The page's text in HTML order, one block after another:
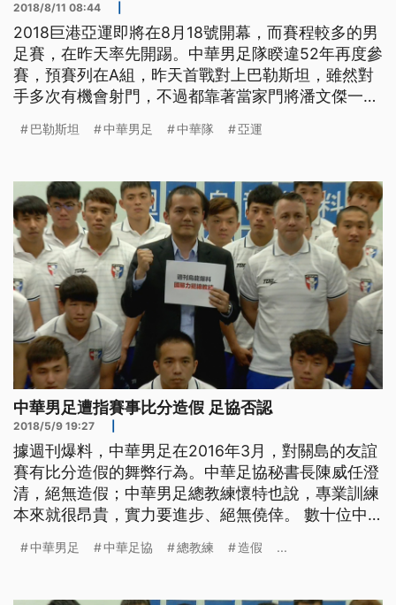
2018/8/11 08:44
2018巨港亞運即將在8月18號開幕，而賽程較多的男
足賽，在昨天率先開踢。中華男足隊睽違52年再度參
賽，預賽列在A組，昨天首戰對上巴勒斯坦，雖然對
手多次有機會射門，不過都靠著當家門將潘文傑一人
下一場比賽就在明天，中華隊將出戰地主印尼隊。
屆打進16強的勁敵巴勒斯坦，開賽時當地下起大雨，
讓球員跑動或射門都
巴勒斯坦 中華男足 中華隊 亞運
中華男足遭指賽事比分造假 足協否認
2018/5/9 19:27
據週刊爆料，中華男足在2016年3月，對關島的友誼
賽有比分造假的舞弊行為。中華足協秘書長陳威任澄
清，絕無造假；中華男足總教練懷特也說，專業訓練
本來就很昂貴，實力要進步、絕無僥倖。 數十位中
一場中華男足與關島的比賽，出現中華足協和當時關
舞弊情形；中華足協秘書長陳威任鄭重否認，強調絕
中華男足 中華足協 總教練 造假 ...